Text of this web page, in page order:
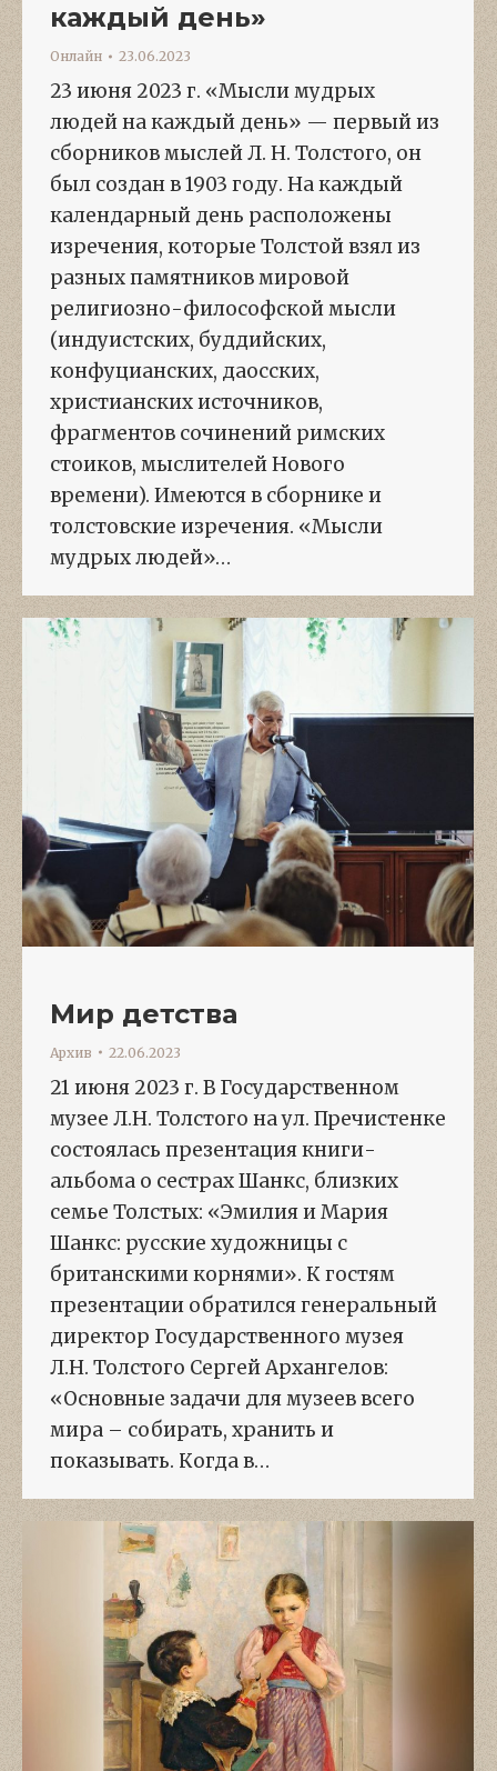
каждый день»
Онлайн 23.06.2023
23 июня 2023 г. «Мысли мудрых
людей на каждый день» — первый из
сборников мыслей Л. Н. Толстого, он
был создан в 1903 году. На каждый
календарный день расположены
изречения, которые Толстой взял из
разных памятников мировой
религиозно-философской мысли
(индуистских, буддийских,
конфуцианских, даосских,
христианских источников,
фрагментов сочинений римских
стоиков, мыслителей Нового
времени). Имеются в сборнике и
толстовские изречения. «Мысли
мудрых людей»…
Мир детства
Архив 22.06.2023
21 июня 2023 г. В Государственном
музее Л.Н. Толстого на ул. Пречистенке
состоялась презентация книги-
альбома о сестрах Шанкс, близких
семье Толстых: «Эмилия и Мария
Шанкс: русские художницы с
британскими корнями». К гостям
презентации обратился генеральный
директор Государственного музея
Л.Н. Толстого Сергей Архангелов:
«Основные задачи для музеев всего
мира – собирать, хранить и
показывать. Когда в…